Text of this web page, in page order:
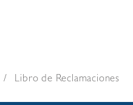
Libro de Reclamaciones